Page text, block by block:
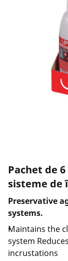
Selectarea țării
Companie și
Pachet de
sisteme de
Preservative
systems.
Maintains the
system
incrustations